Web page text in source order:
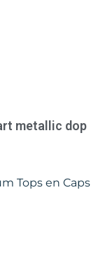
metallic dop